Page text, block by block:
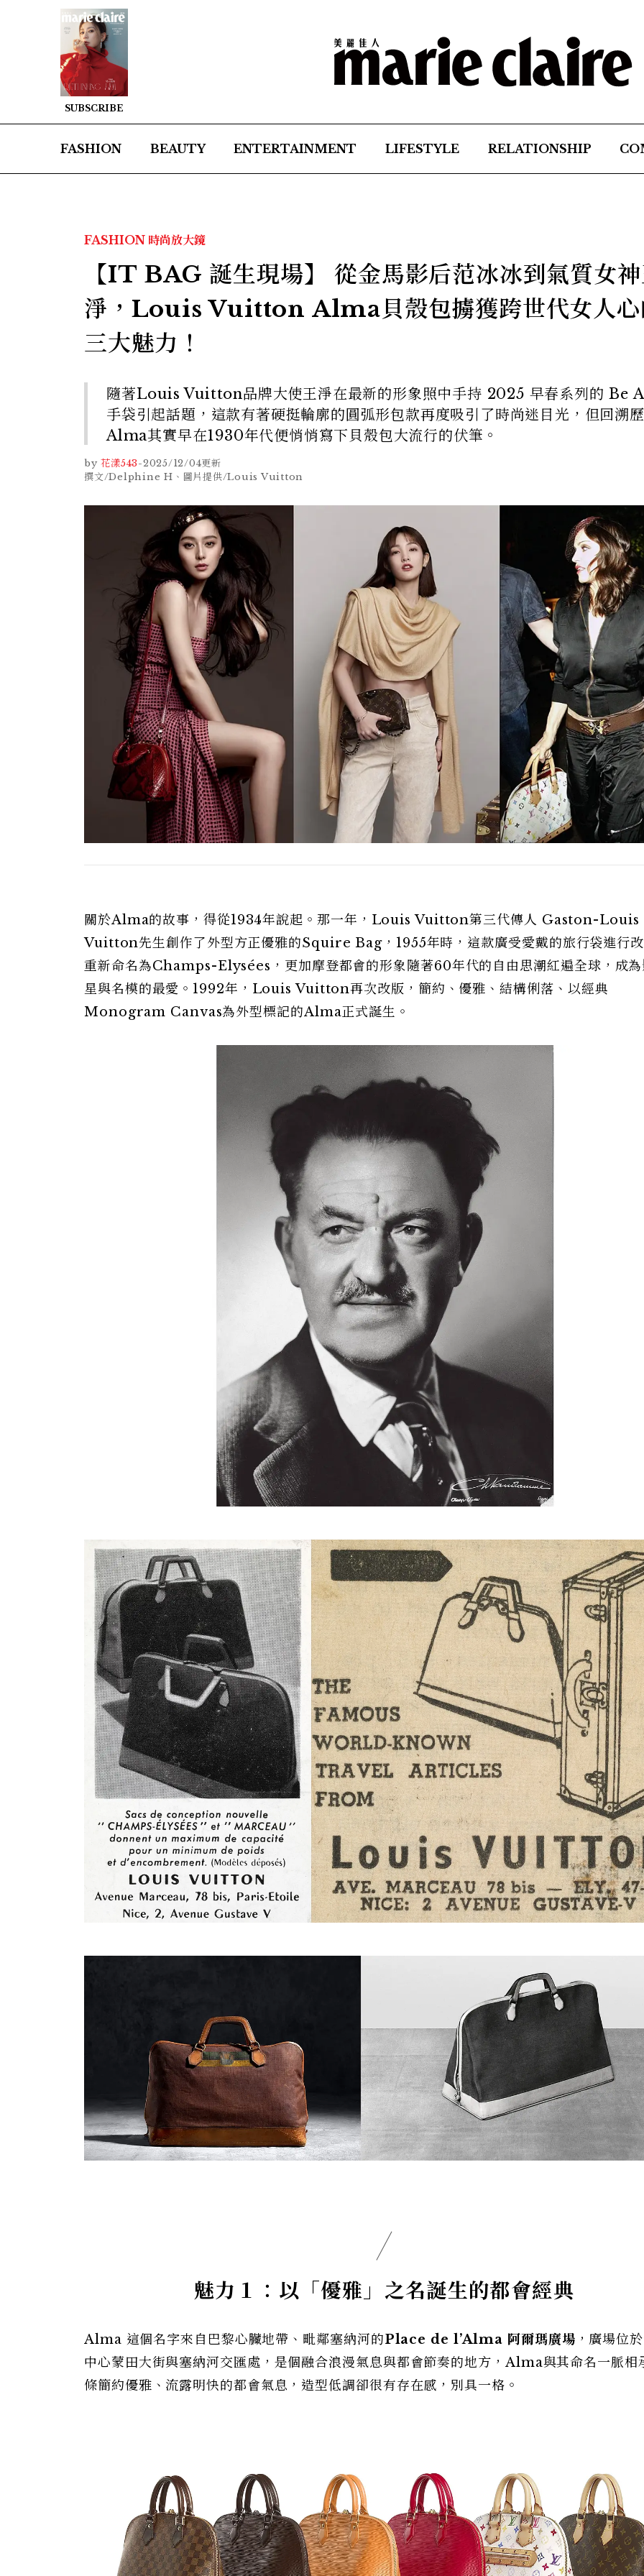
SUBSCRIBE
FASHION BEAUTY ENTERTAINMENT LIFESTYLE RELATIONSHIP
FASHION 時尚放大鏡
【IT BAG 誕生現場】 從金馬影后范冰冰到氣質女
淨，Louis Vuitton Alma貝殼包擄獲跨世代女人心
三大魅力！
隨著Louis Vuitton品牌大使王淨在最新的形象照中手持 2025 早春系列的 Be
手袋引起話題，這款有著硬挺輪廓的圓弧形包款再度吸引了時尚迷目光，但回溯
Alma其實早在1930年代便悄悄寫下貝殼包大流行的伏筆。
by 花漾543-2025/12/04更新
撰文/Delphine H、圖片提供/Louis Vuitton
關於Alma的故事，得從1934年說起。那一年，Louis Vuitton第三代傳人 Gaston-Louis
Vuitton先生創作了外型方正優雅的Squire Bag，1955年時，這款廣受愛戴的旅行袋進行
重新命名為Champs-Elysées，更加摩登都會的形象隨著60年代的自由思潮紅遍全球，成
星與名模的最愛。1992年，Louis Vuitton再次改版，簡約、優雅、結構俐落、以經典
Monogram Canvas為外型標記的Alma正式誕生。
魅力１ ： 以「優雅」之名誕生的都會經典
Alma 這個名字來自巴黎心臟地帶、毗鄰塞納河的Place de l’Alma 阿爾瑪廣場 ，廣場位
中心蒙田大街與塞納河交匯處，是個融合浪漫氣息與都會節奏的地方，Alma與其命名一脈相
條簡約優雅、流露明快的都會氣息，造型低調卻很有存在感，別具一格。